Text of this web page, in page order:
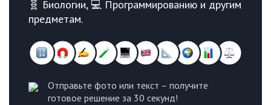
🧬 Биологии, 💻 Программированию и другим
предметам.
Отправьте фото или текст – получите
готовое решение за 30 секунд!